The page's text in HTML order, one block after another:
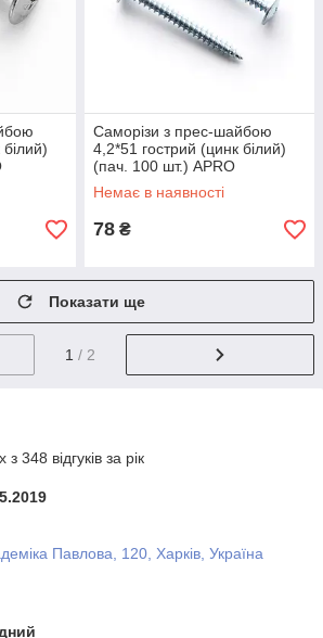
Саморізи з прес-шайбою
4,2*51 гострий (цинк білий)
(пач. 100 шт.) APRO
Немає в наявності
78 ₴
Показати ще
1 / 2
348 відгуків за рік
Павлова, 120, Харків, Україна